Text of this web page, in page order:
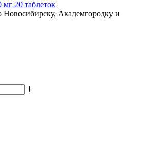
20 таблеток
Новосибирску, Академгородку и